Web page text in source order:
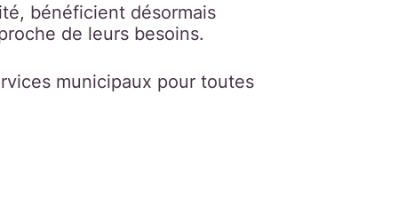
bénéficient désormais
de leurs besoins.
municipaux pour toutes